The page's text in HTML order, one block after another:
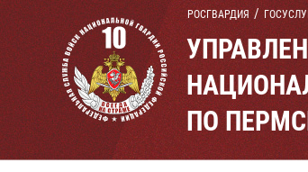
РОСГВАРДИЯ
ПО